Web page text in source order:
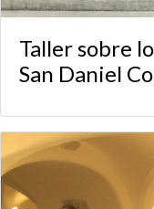
Taller sobre
San Daniel